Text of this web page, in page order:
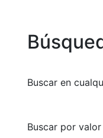
Buscar en
Buscar por valor